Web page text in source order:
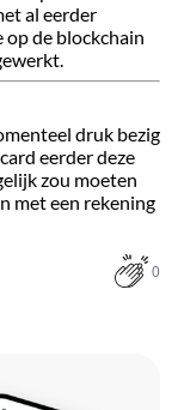
al eerder
de blockchain
druk bezig
eerder deze
zou moeten
met een rekening
0